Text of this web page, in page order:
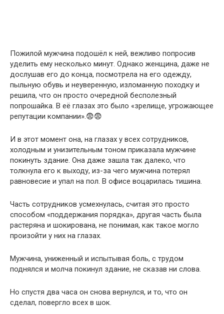
Пожилой мужчина подошёл к ней, вежливо попросив
уделить ему несколько минут. Однако женщина, даже не
дослушав его до конца, посмотрела на его одежду,
пыльную обувь и неуверенную, изломанную походку и
решила, что он просто очередной бесполезный
попрошайка. В её глазах это было «зрелище, угрожающее
репутации компании».😨😨
И в этот момент она, на глазах у всех сотрудников,
холодным и унизительным тоном приказала мужчине
покинуть здание. Она даже зашла так далеко, что
толкнула его к выходу, из-за чего мужчина потерял
равновесие и упал на пол. В офисе воцарилась тишина.
Часть сотрудников усмехнулась, считая это просто
способом «поддержания порядка», другая часть была
растеряна и шокирована, не понимая, как такое могло
произойти у них на глазах.
Мужчина, униженный и испытывая боль, с трудом
поднялся и молча покинул здание, не сказав ни слова.
Но спустя два часа он снова вернулся, и то, что он
сделал, повергло всех в шок.